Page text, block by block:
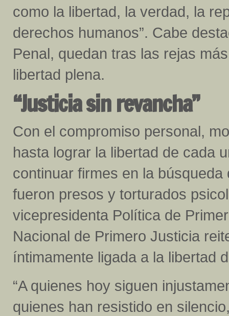
como la libertad, la verdad, la
derechos humanos”. Cabe
Penal, quedan tras las rejas
libertad plena.
“Justicia sin revancha”
Con el compromiso personal,
hasta lograr la libertad de cada
continuar firmes en la
fueron presos y torturados
vicepresidenta Política de
Nacional de Primero Justicia
íntimamente ligada a la libertad
“A quienes hoy siguen
quienes han resistido en